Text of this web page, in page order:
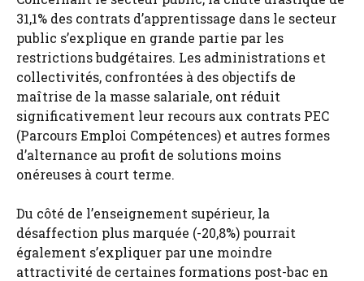
31,1% des contrats d’apprentissage dans le secteur
public s’explique en grande partie par les
restrictions budgétaires. Les administrations et
collectivités, confrontées à des objectifs de
maîtrise de la masse salariale, ont réduit
significativement leur recours aux contrats PEC
(Parcours Emploi Compétences) et autres formes
d’alternance au profit de solutions moins
onéreuses à court terme.
Du côté de l’enseignement supérieur, la
désaffection plus marquée (-20,8%) pourrait
également s’expliquer par une moindre
attractivité de certaines formations post-bac en